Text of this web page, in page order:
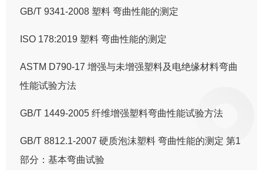
GB/T 9341-2008 塑料 弯曲性能的测定
ISO 178:2019 塑料 弯曲性能的测定
ASTM D790-17 增强与未增强塑料及电绝缘材料弯曲
性能试验方法
GB/T 1449-2005 纤维增强塑料弯曲性能试验方法
GB/T 8812.1-2007 硬质泡沫塑料 弯曲性能的测定 第1
部分：基本弯曲试验